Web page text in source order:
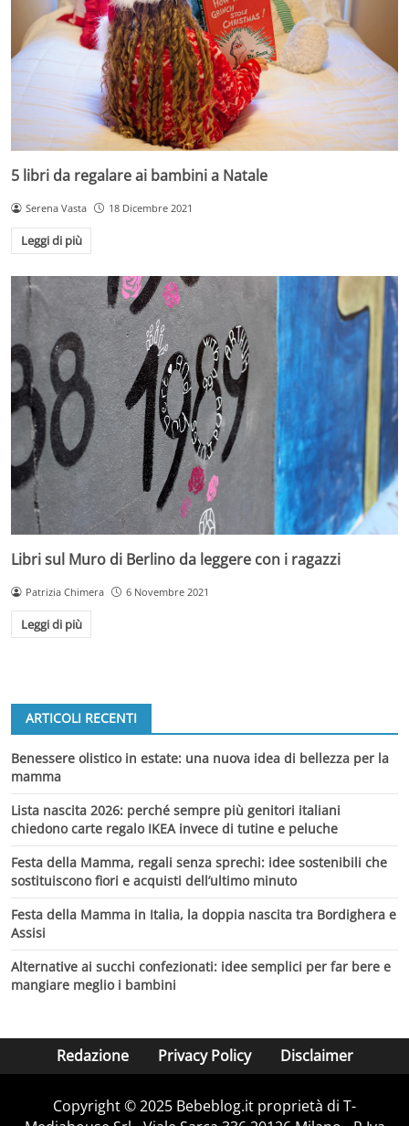
5 libri da regalare ai bambini a Natale
Serena Vasta 18 Dicembre 2021
Leggi di più
Libri sul Muro di Berlino da leggere con i ragazzi
Patrizia Chimera 6 Novembre 2021
Leggi di più
ARTICOLI RECENTI
Benessere olistico in estate: una nuova idea di bellezza per la
mamma
Lista nascita 2026: perché sempre più genitori italiani
chiedono carte regalo IKEA invece di tutine e peluche
Festa della Mamma, regali senza sprechi: idee sostenibili che
sostituiscono fiori e acquisti dell’ultimo minuto
Festa della Mamma in Italia, la doppia nascita tra Bordighera e
Assisi
Alternative ai succhi confezionati: idee semplici per far bere e
mangiare meglio i bambini
Redazione Privacy Policy Disclaimer
Copyright © 2025 Bebeblog.it proprietà di T-